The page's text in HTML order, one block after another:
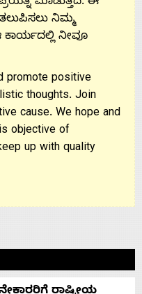
ತಲುಪಿಸಲು ನಿಮ್ಮ
ಕಾರ್ಯದಲ್ಲಿ ನೀವೂ
promote positive
thoughts. Join
cause. We hope and
objective of
up with quality